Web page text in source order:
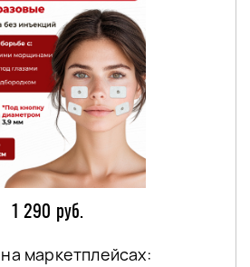
1 290 руб.
маркетплейсах: